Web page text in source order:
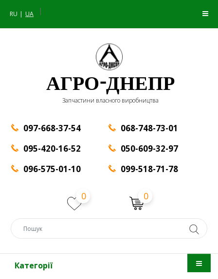
RU UA |
АГРО-ДНЕПР
Запчастини власного виробництва
097-668-37-54
095-420-16-52
096-575-01-10
068-748-73-01
050-609-32-97
099-518-71-78
0 0
Категорії